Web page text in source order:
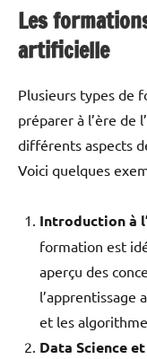
Les
artificielle
Plusieurs types de
préparer à l’ère de
différents aspects
Voici quelques
Introduction à
formation est
aperçu des
l’apprentissage
et les
Data Science